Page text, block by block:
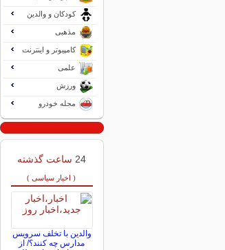
کودکان و والدین
مذهبی
کامپیوتر و اینترنت
علمی
ورزش
مجله خودرو
24 ساعت گذشته
( اخبار سیاسی )
والدین با تخلف سرویس
مدارس چه کنند؟/ از